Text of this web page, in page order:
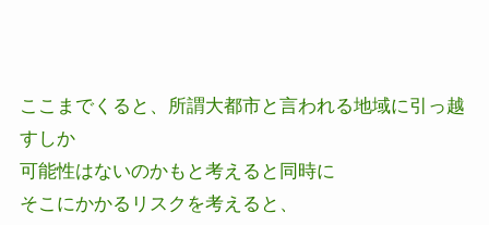
ここまでくると、所謂大都市と言われる地域に引っ越
すしか
可能性はないのかもと考えると同時に
そこにかかるリスクを考えると、